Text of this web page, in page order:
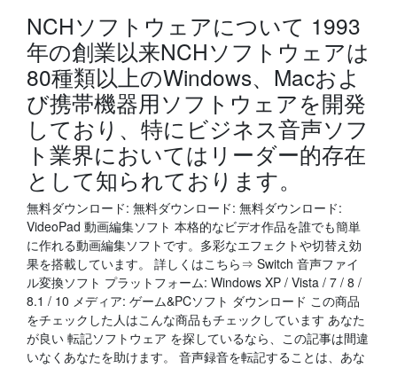
NCHソフトウェアについて 1993
年の創業以来NCHソフトウェアは
80種類以上のWindows、Macおよ
び携帯機器用ソフトウェアを開発
しており、特にビジネス音声ソフ
ト業界においてはリーダー的存在
として知られております。
無料ダウンロード: 無料ダウンロード: 無料ダウンロード:
VideoPad 動画編集ソフト 本格的なビデオ作品を誰でも簡単
に作れる動画編集ソフトです。多彩なエフェクトや切替え効
果を搭載しています。 詳しくはこちら⇒ Switch 音声ファイ
ル変換ソフト プラットフォーム: Windows XP / Vista / 7 / 8 /
8.1 / 10 メディア: ゲーム&PCソフト ダウンロード この商品
をチェックした人はこんな商品もチェックしています あなた
が良い 転記ソフトウェア を探しているなら、この記事は間違
いなくあなたを助けます。 音声録音を転記することは、あな